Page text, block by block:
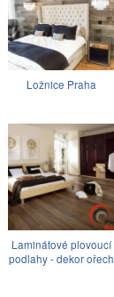
Ložnice Praha
Laminátové plovoucí
podlahy - dekor ořech